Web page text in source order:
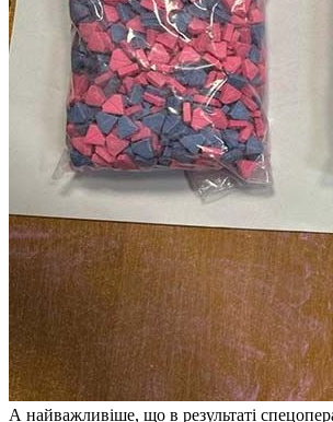
А найважливіше, що в результаті